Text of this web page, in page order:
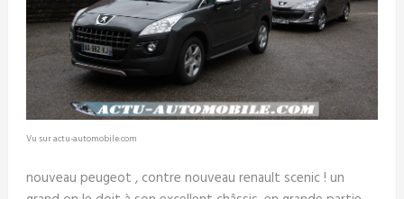
Vu sur actu-automobile.com
nouveau peugeot , contre nouveau renault scenic ! un